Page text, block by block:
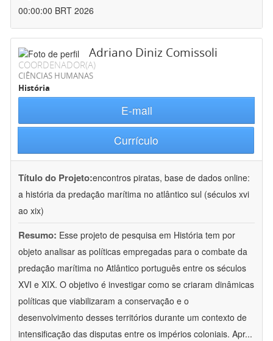
00:00:00 BRT 2026
Adriano Diniz Comissoli
COORDENADOR(A)
CIÊNCIAS HUMANAS
História
E-mail
Currículo
Título do Projeto:encontros piratas, base de dados online:
a história da predação marítima no atlântico sul (séculos xvi
ao xix)
Resumo: Esse projeto de pesquisa em História tem por
objeto analisar as políticas empregadas para o combate da
predação marítima no Atlântico português entre os séculos
XVI e XIX. O objetivo é investigar como se criaram dinâmicas
políticas que viabilizaram a conservação e o
desenvolvimento desses territórios durante um contexto de
intensificação das disputas entre os impérios coloniais. Apr...